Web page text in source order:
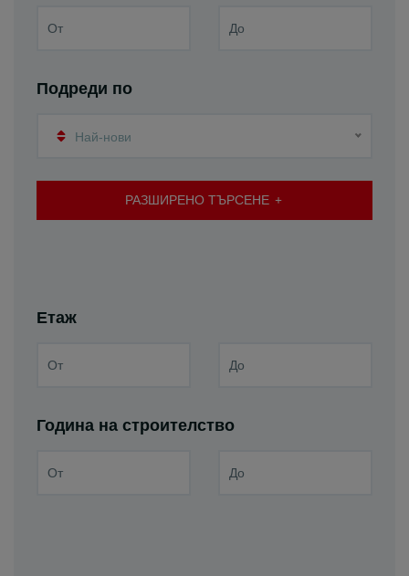
Подреди по
Най-нови
РАЗШИРЕНО ТЪРСЕНЕ
Етаж
Година на строителство